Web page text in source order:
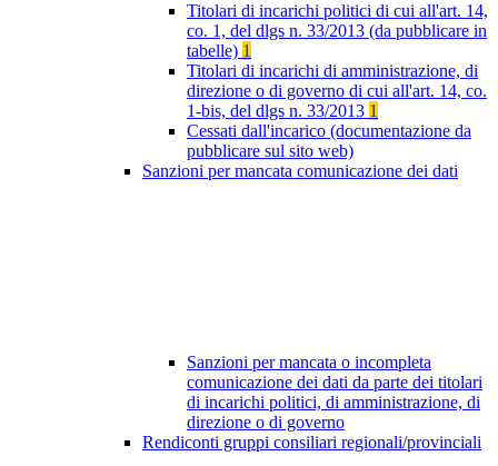
Titolari di incarichi politici di cui all'art. 14,
co. 1, del dlgs n. 33/2013 (da pubblicare in
tabelle) 1
Titolari di incarichi di amministrazione, di
direzione o di governo di cui all'art. 14, co.
1-bis, del dlgs n. 33/2013 1
Cessati dall'incarico (documentazione da
pubblicare sul sito web)
Sanzioni per mancata comunicazione dei dati
Sanzioni per mancata o incompleta
comunicazione dei dati da parte dei titolari
di incarichi politici, di amministrazione, di
direzione o di governo
Rendiconti gruppi consiliari regionali/provinciali